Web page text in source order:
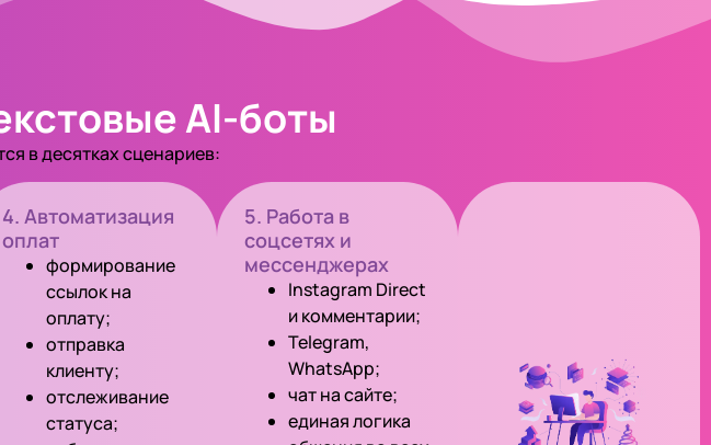
AI-боты
в десятках сценариев:
4. Автоматизация
оплат
формирование
ссылок на
оплату;
отправка
клиенту;
отслеживание
статуса;
5. Работа в
соцсетях и
мессенджерах
Instagram Direct
и комментарии;
Telegram,
WhatsApp;
чат на сайте;
единая логика